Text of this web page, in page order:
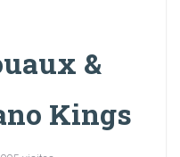
&
Kings